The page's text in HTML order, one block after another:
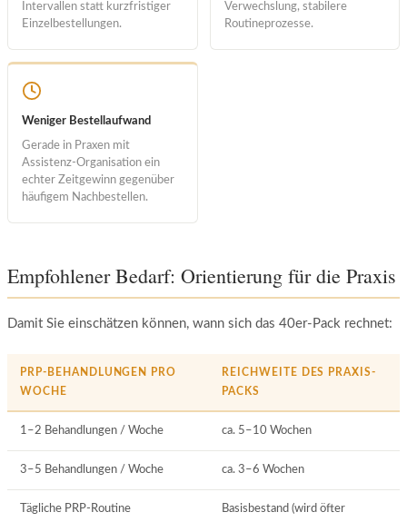
Intervallen statt kurzfristiger
Einzelbestellungen.
Verwechslung, stabilere
Routineprozesse.
Weniger Bestellaufwand
Gerade in Praxen mit
Assistenz-Organisation ein
echter Zeitgewinn gegenüber
häufigem Nachbestellen.
Empfohlener Bedarf: Orientierung für die Praxis
Damit Sie einschätzen können, wann sich das 40er-Pack rechnet:
PRP-BEHANDLUNGEN PRO
WOCHE
REICHWEITE DES PRAXIS-
PACKS
1–2 Behandlungen / Woche ca. 5–10 Wochen
3–5 Behandlungen / Woche ca. 3–6 Wochen
Tägliche PRP-Routine
Basisbestand (wird öfter